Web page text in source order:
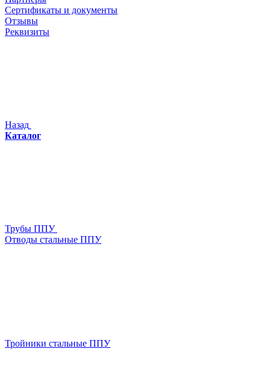
Сертификаты и документы
Отзывы
Реквизиты
Назад
Каталог
Трубы ППУ
Отводы стальные ППУ
Тройники стальные ППУ